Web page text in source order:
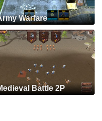
Warfare
Battle 2P